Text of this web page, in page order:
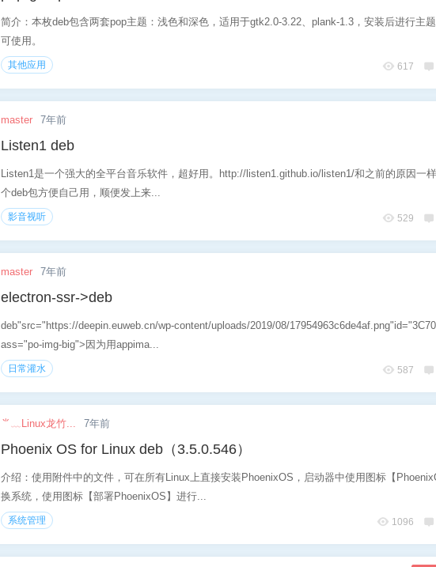
简介：本枚deb包含两套pop主题：浅色和深色，适用于gtk2.0-3.22、plank-1.3，安装后进行主
可使用。
其他应用 617
master 7年前
Listen1 deb
Listen1是一个强大的全平台音乐软件，超好用。http://listen1.github.io/listen1/和之前的原因一
个deb包方便自己用，顺便发上来...
影音视听 529
master 7年前
electron-ssr->deb
deb"src="https://deepin.euweb.cn/wp-content/uploads/2019/08/
ass="po-img-big">因为用appima...
日常灌水 587
⺌﹏Linux龙竹... 7年前
Phoenix OS for Linux deb（3.5.0.546）
介绍：使用附件中的文件，可在所有Linux上直接安装PhoenixOS，启动器中使用图标【
换系统，使用图标【部署PhoenixOS】进行...
系统管理 1096